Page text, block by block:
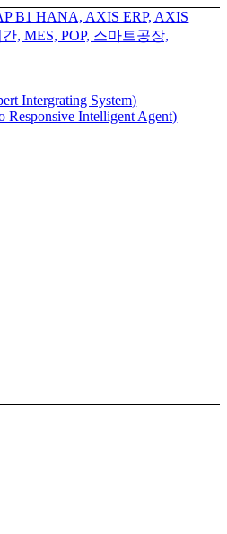
Intergrating System)
Intelligent Agent)